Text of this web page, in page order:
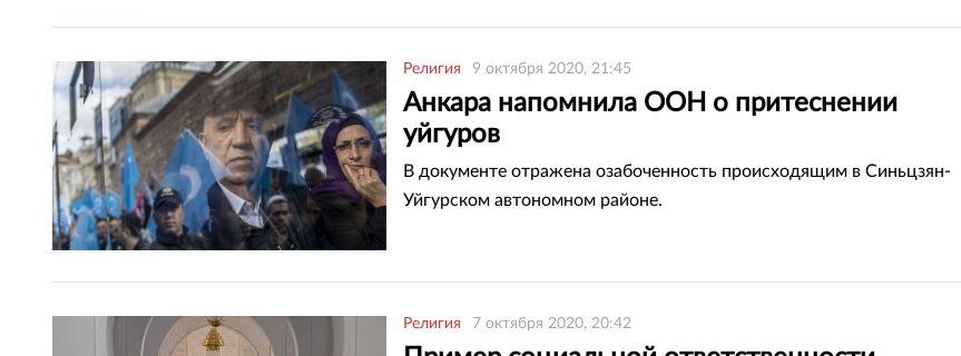
Религия 9 октября 2020, 21:45
Анкара напомнила ООН о притеснении
уйгуров
В документе отражена озабоченность происходящим в Синьцзян-
Уйгурском автономном районе.
Религия 7 октября 2020, 20:42